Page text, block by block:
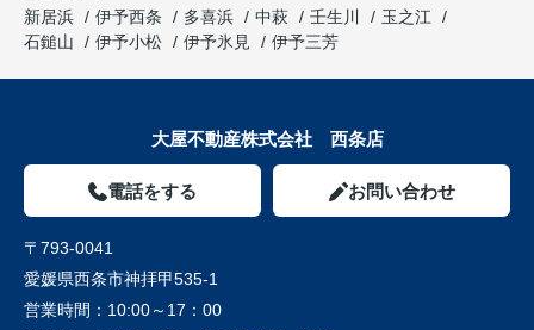
新居浜
伊予西条 多喜浜 中萩 壬生川
玉之江
石鎚山
伊予小松 伊予氷見 伊予三芳
大屋不動産株式会社 西条店
電話をする お問い合わせ
〒793-0041
愛媛県西条市神拝甲535-1
営業時間： 10:00～17：00